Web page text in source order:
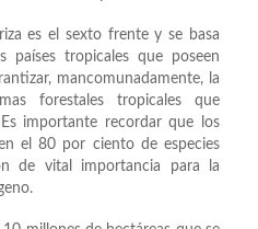
es el sexto frente y se basa
países tropicales que poseen
mancomunadamente, la
forestales tropicales que
importante recordar que los
el 80 por ciento de especies
de vital importancia para la